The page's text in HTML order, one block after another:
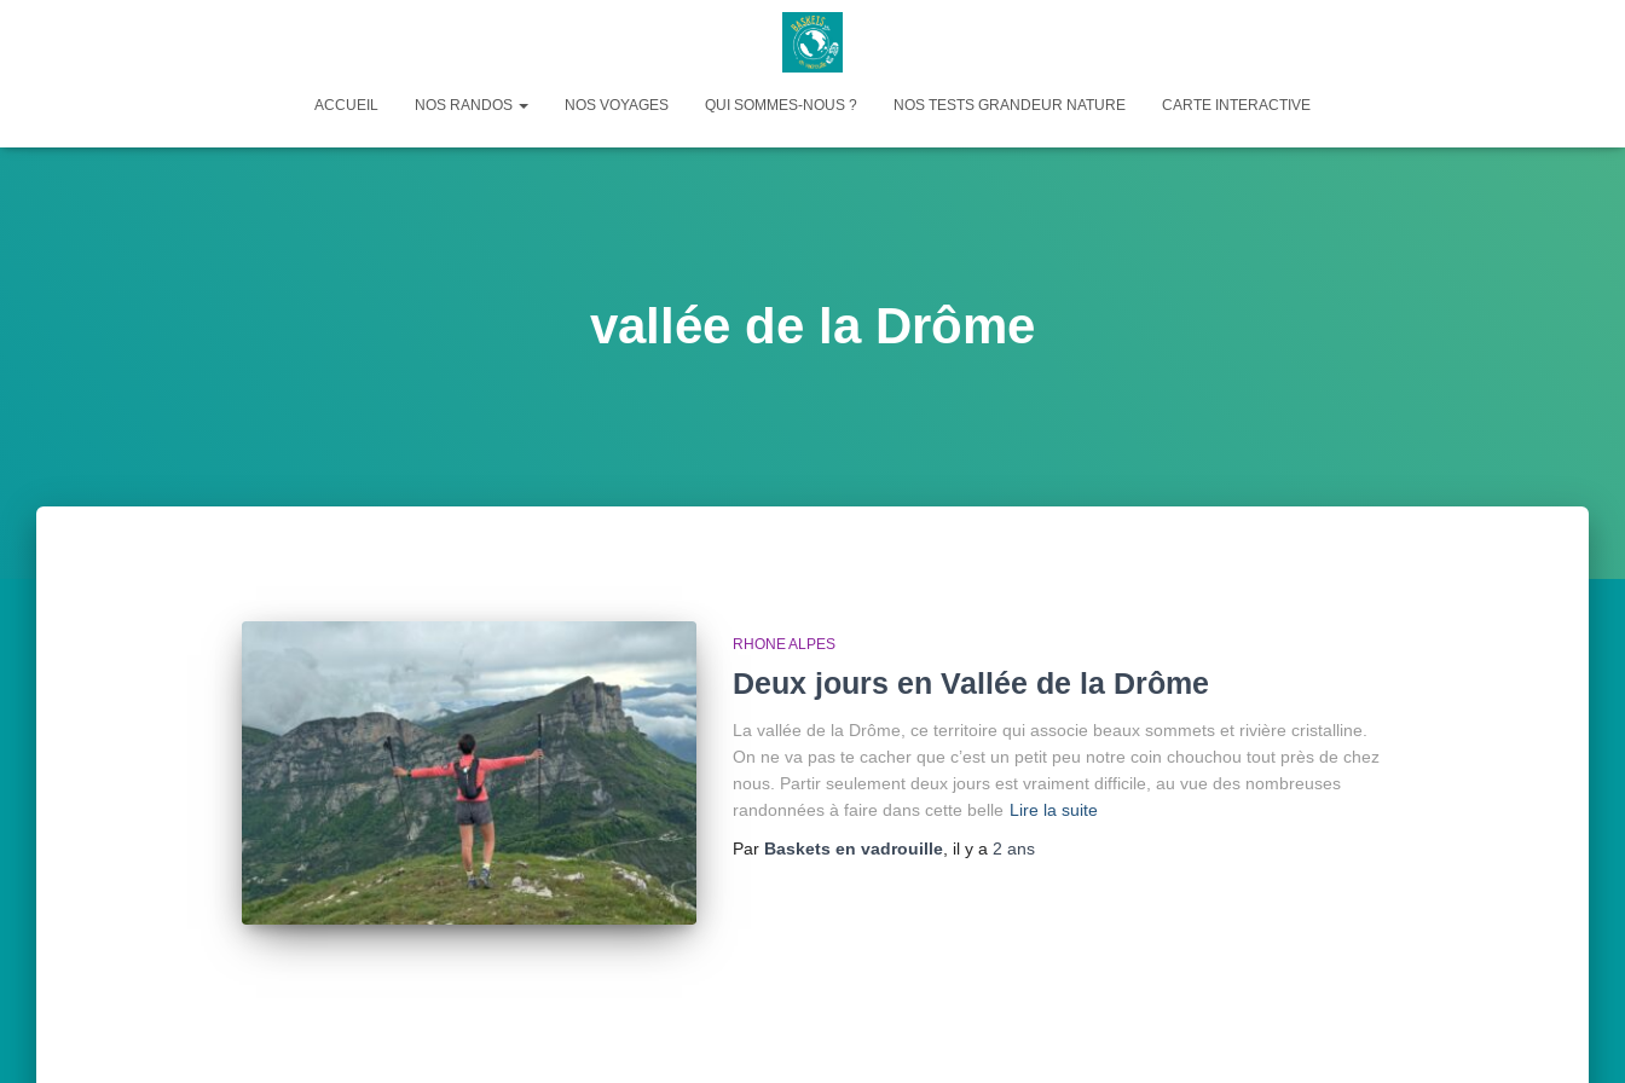
ACCUEIL NOS RANDOS NOS VOYAGES QUI SOMMES-NOUS ? NOS TESTS GRANDEUR NATURE CARTE INTERACTIVE
vallée de la Drôme
RHONE ALPES
Deux jours en Vallée de la Drôme
La vallée de la Drôme, ce territoire qui associe beaux sommets et rivière cristalline.
On ne va pas te cacher que c’est un petit peu notre coin chouchou tout près de chez
nous. Partir seulement deux jours est vraiment difficile, au vue des nombreuses
randonnées à faire dans cette belle Lire la suite
Par Baskets en vadrouille, il y a 2 ans